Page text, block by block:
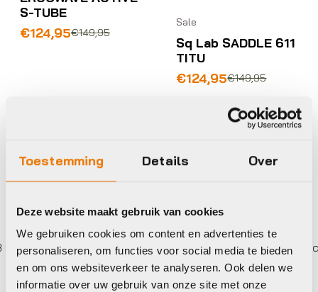
Toestemming Details Over
Deze website maakt gebruik van cookies
We gebruiken cookies om content en advertenties te
personaliseren, om functies voor social media te bieden
en om ons websiteverkeer te analyseren. Ook delen we
informatie over uw gebruik van onze site met onze
S-TUBE
€149,95
Oorspronkelijke
€124,95
Huidige
Sale
Sq Lab SADDLE 611
TITU
€149,95
Oorspronkelijke
€149,95.
€124,95
Huidige
€124,95.
betalen,0%rente Eigen werkplaats met